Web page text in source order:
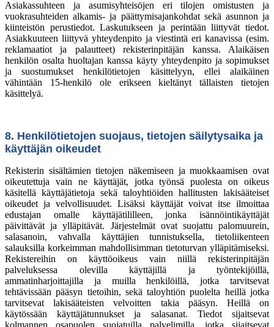
Asiakassuhteen ja asumisyhteisöjen eri tilojen omistusten ja
vuokrasuhteiden alkamis- ja päättymisajankohdat sekä asunnon ja
kiinteistön perustiedot. Laskutukseen ja perintään liittyvät tiedot.
Asiakkuuteen liittyvä yhteydenpito ja viestintä eri kanavissa (esim.
reklamaatiot ja palautteet) rekisterinpitäjän kanssa. Alaikäisen
henkilön osalta huoltajan kanssa käyty yhteydenpito ja sopimukset
ja suostumukset henkilötietojen käsittelyyn, ellei alaikäinen
vähintään 15-henkilö ole erikseen kieltänyt tällaisten tietojen
käsittelyä.
8. Henkilötietojen suojaus, tietojen säilytysaika ja
käyttäjän oikeudet
Rekisterin sisältämien tietojen näkemiseen ja muokkaamisen ovat
oikeutettuja vain ne käyttäjät, jotka työnsä puolesta on oikeus
käsitellä käyttäjätietoja sekä taloyhtiöiden hallitusten lakisääteiset
oikeudet ja velvollisuudet. Lisäksi käyttäjät voivat itse ilmoittaa
edustajan omalle käyttäjätililleen, jonka isännöintikäyttäjät
päivittävät ja ylläpitävät. Järjestelmät ovat suojattu palomuurein,
salasanoin, vahvalla käyttäjien tunnistuksella, tietoliikenteen
salauksilla korkeimman mahdollisimman tietoturvan ylläpitämiseksi.
Rekistereihin on käyttöoikeus vain niillä rekisterinpitäjän
palveluksessa olevilla käyttäjillä ja työntekijöillä,
ammatinharjoittajilla ja muilla henkilöillä, jotka tarvitsevat
tehtävissään pääsyn tietoihin, sekä taloyhtiön puolelta heillä jotka
tarvitsevat lakisääteisten velvoitten takia pääsyn. Heillä on
käytössään käyttäjätunnukset ja salasanat. Tiedot sijaitsevat
kolmannen osapuolen suojatuilla palvelimilla, jotka sijaitsevat